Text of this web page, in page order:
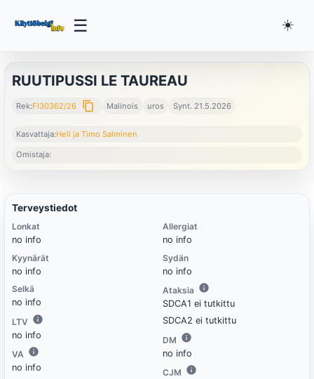
☰ ☀️
RUUTIPUSSI LE TAUREAU
Rek:FI30362/26 content_copy Malinois uros Synt. 21.5.2026
Kasvattaja:Heli ja Timo Salminen
Omistaja:
Terveystiedot
Lonkat
no info
Kyynärät
no info
Selkä
no info
LTV
no info
VA
no info
Allergiat
no info
Sydän
no info
Ataksia
SDCA1 ei tutkittu
SDCA2 ei tutkittu
DM
no info
CJM